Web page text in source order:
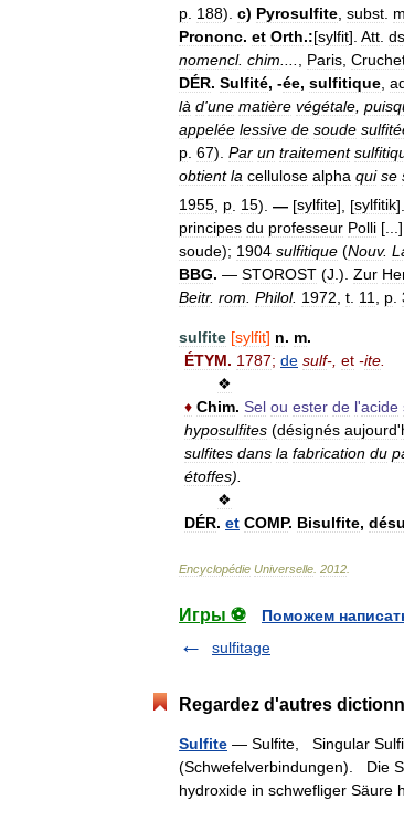
p 188). c) Pyrosulfite subst
Prononc. et Orth.:[sylfit]. Att ds
nomencl. chim Paris
DÉR. Sulfité, -ée, sulfitique
là d'une matière végétale
appelée lessive de soude
p 67). Par un traitement
obtient la cellulose alpha qui se
1955 p 15). — [sylfite], [sylfitik].
principes du professeur Polli
soude); 1904 sulfitique (Nouv.
BBG. — STOROST (J.). Zur
Beitr. rom. Philol. 1972, t. 11, p.
sulfite [sylfit] n. m.
ÉTYM. 1787; de sulf-, et -ite.
❖
♦ Chim. Sel ou ester de l'acide
hyposulfites (désignés aujourd'
sulfites dans la fabrication du
étoffes).
❖
DÉR. et COMP. Bisulfite,
Encyclopédie Universelle 2012
Игры ⚽
Поможем
sulfitage
Regardez d'autres
Sulfite — Sulfite, Singular
(Schwefelverbindungen). Die
hydroxide in schwefliger